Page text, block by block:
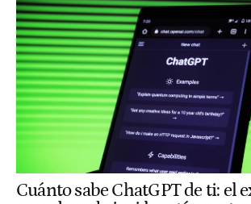
Cuánto sabe ChatGPT de ti: el